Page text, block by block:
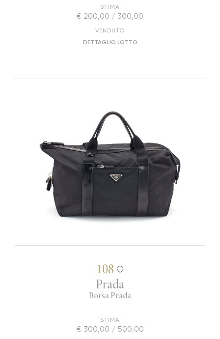
STIMA
€ 200,00 / 300,00
VENDUTO
DETTAGLIO LOTTO
108
Prada
Borsa Prada
STIMA
€ 300,00 / 500,00